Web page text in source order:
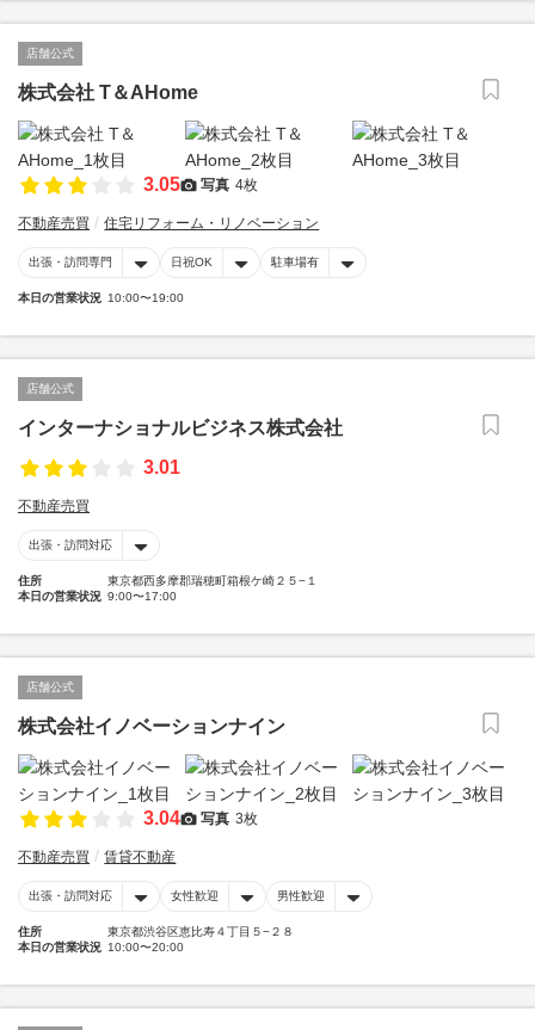
店舗公式
株式会社 T＆AHome
3.05 写真 4枚
不動産売買 住宅リフォーム・リノベーション
出張・訪問専門 日祝OK 駐車場有
本日の営業状況 10:00〜19:00
店舗公式
インターナショナルビジネス株式会社
3.01
不動産売買
出張・訪問対応
住所
東京都西多摩郡瑞穂町箱根ケ崎２５−１
本日の営業状況 9:00〜17:00
店舗公式
株式会社イノベーションナイン
3.04 写真 3枚
不動産売買 賃貸不動産
出張・訪問対応 女性歓迎 男性歓迎
住所
東京都渋谷区恵比寿４丁目５−２８
本日の営業状況 10:00〜20:00